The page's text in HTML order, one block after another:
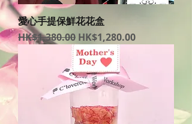
愛心手提保鮮花花盒
一般價格
HK$1,380.00 促銷價格
HK$1,280.00